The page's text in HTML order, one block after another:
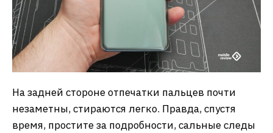
На задней стороне отпечатки пальцев почти
незаметны, стираются легко. Правда, спустя
время, простите за подробности, сальные следы